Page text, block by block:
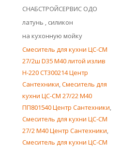
СНАБСТРОЙСЕРВИС ОДО
латунь , силикон
на кухонную мойку
Смеситель для кухни ЦС-СМ
27/2ш D35 М40 литой излив
Н-220 СТ300214 Центр
Сантехники,Смеситель для
кухни ЦС-СМ 27/22 М40
ПП801540 Центр Сантехники,
Смеситель для кухни ЦС-СМ
27/2 М40 Центр Сантехники,
Смеситель для кухни ЦС-СМ